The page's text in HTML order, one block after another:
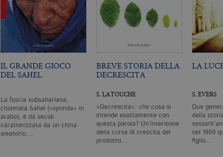
IL GRANDE GIOCO
DEL SAHEL
La fascia subsahariana,
chiamata Sahel («sponda» in
arabo), è da secoli
caratterizzata da un clima
aleatorio,…
BREVE STORIA DELLA
DECRESCITA
S. LATOUCHE
«Decrescita»: che cosa si
intende esattamente con
questa parola? Un’inversione
della curva di crescita del
prodotto…
LA
S. EVERS
Due
della
nel 1959
figlio…